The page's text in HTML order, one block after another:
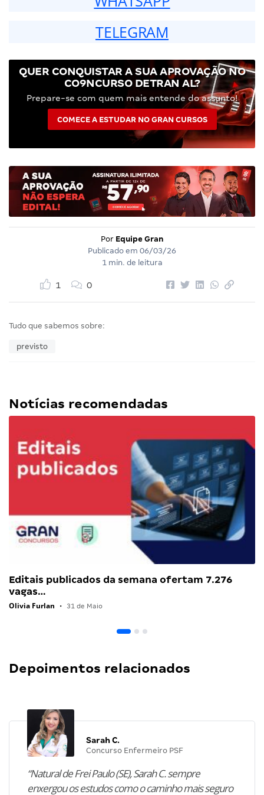
TELEGRAM
QUER CONQUISTAR A SUA APROVAÇÃO NO
CO9NCURSO DETRAN AL?
Prepare-se com quem mais entende do assunto!
COMECE A ESTUDAR NO GRAN CURSOS
Por Equipe Gran
Publicado em 06/03/26
1 min. de leitura
1 0
Tudo que sabemos sobre:
previsto
Notícias recomendadas
Editais publicados da semana ofertam 7.276
vagas…
Olivia Furlan • 31 de Maio
Depoimentos relacionados
Sarah C.
Concurso Enfermeiro PSF
“Natural de Frei Paulo (SE), Sarah C. sempre
enxergou os estudos como o caminho mais seguro